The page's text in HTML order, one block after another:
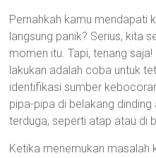
Pernahkah kamu mendapati
langsung panik? Serius, kita
momen itu. Tapi, tenang
lakukan adalah coba untuk
identifikasi sumber
pipa-pipa di belakang
terduga, seperti atap atau di
Ketika menemukan masalah